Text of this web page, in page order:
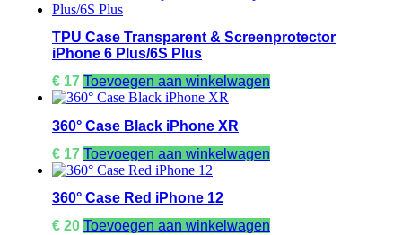
TPU Case Transparent & Screenprotector
iPhone 6 Plus/6S Plus
€ 17 Toevoegen aan winkelwagen
360° Case Black iPhone XR
€ 17 Toevoegen aan winkelwagen
360° Case Red iPhone 12
€ 20 Toevoegen aan winkelwagen